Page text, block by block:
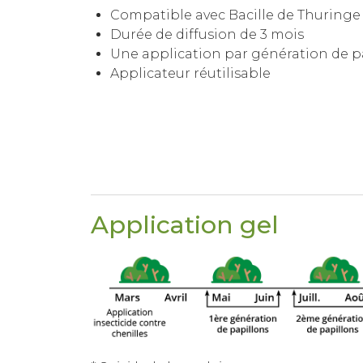
Compatible avec Bacille de Thuringe
Durée de diffusion de 3 mois
Une application par génération de
Applicateur réutilisable
Application gel